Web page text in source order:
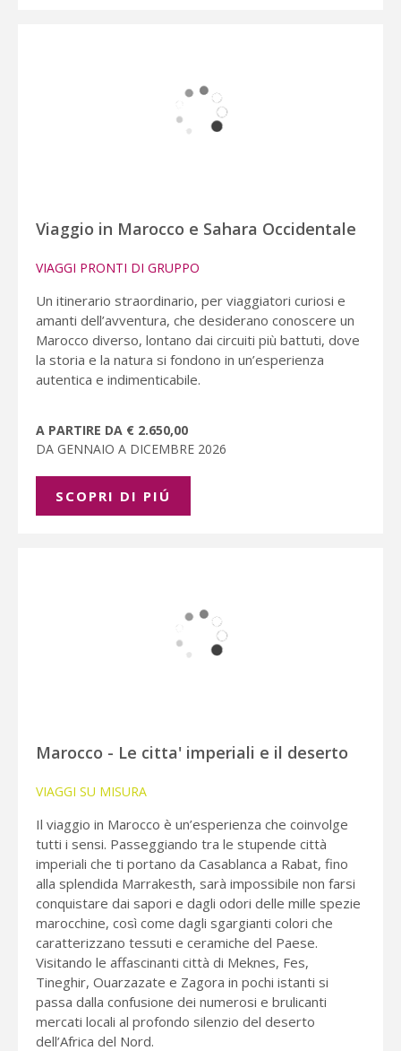
Viaggio in Marocco e Sahara Occidentale
VIAGGI PRONTI DI GRUPPO
Un itinerario straordinario, per viaggiatori curiosi e
amanti dell’avventura, che desiderano conoscere un
Marocco diverso, lontano dai circuiti più battuti, dove
la storia e la natura si fondono in un’esperienza
autentica e indimenticabile.
A PARTIRE DA € 2.650,00
DA GENNAIO A DICEMBRE 2026
SCOPRI DI PIÚ
Marocco - Le citta' imperiali e il deserto
VIAGGI SU MISURA
Il viaggio in Marocco è un’esperienza che coinvolge
tutti i sensi. Passeggiando tra le stupende città
imperiali che ti portano da Casablanca a Rabat, fino
alla splendida Marrakesth, sarà impossibile non farsi
conquistare dai sapori e dagli odori delle mille spezie
marocchine, così come dagli sgargianti colori che
caratterizzano tessuti e ceramiche del Paese.
Visitando le affascinanti città di Meknes, Fes,
Tineghir, Ouarzazate e Zagora in pochi istanti si
passa dalla confusione dei numerosi e brulicanti
mercati locali al profondo silenzio del deserto
dell’Africa del Nord.